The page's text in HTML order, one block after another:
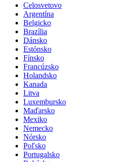
Celosvetovo
Argentína
Belgicko
Brazília
Dánsko
Estónsko
Fínsko
Francúzsko
Holandsko
Kanada
Litva
Luxembursko
Maďarsko
Mexiko
Nemecko
Nórsko
Poľsko
Portugalsko